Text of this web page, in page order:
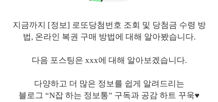
지금까지 [정보] 로또당첨번호 조회 및 당첨금 수령 방
법, 온라인 복권 구매 방법에 대해 알아봤습니다.
다음 포스팅은 xxx에 대해 알아보겠습니다.
다양하고 더 많은 정보를 쉽게 알려드리는
블로그 “N잡 하는 정보통” 구독과 공감 하트 꾸욱♥